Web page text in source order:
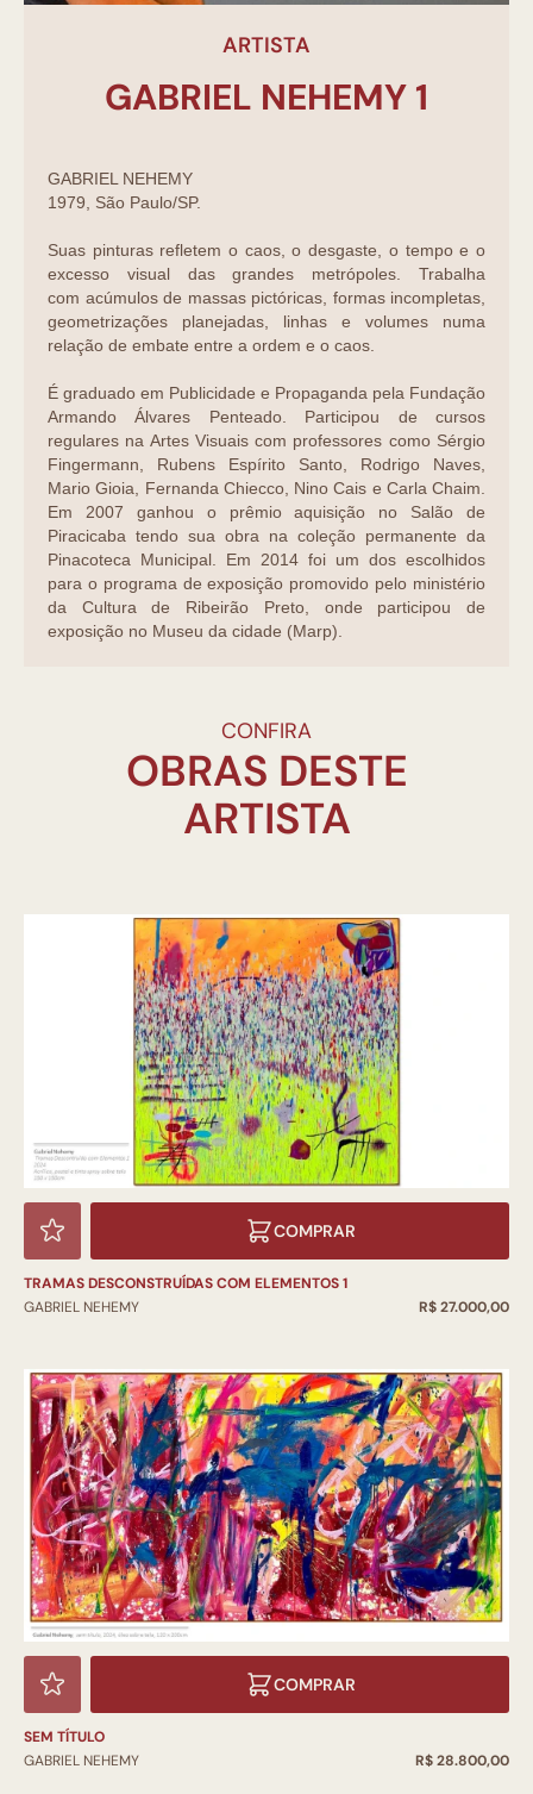
ARTISTA
GABRIEL NEHEMY 1
GABRIEL NEHEMY
1979, São Paulo/SP.
Suas pinturas refletem o caos, o desgaste, o tempo e o
excesso visual das grandes metrópoles. Trabalha
com acúmulos de massas pictóricas, formas incompletas,
geometrizações planejadas, linhas e volumes numa
relação de embate entre a ordem e o caos.
É graduado em Publicidade e Propaganda pela Fundação
Armando Álvares Penteado. Participou de cursos
regulares na Artes Visuais com professores como Sérgio
Fingermann, Rubens Espírito Santo, Rodrigo Naves,
Mario Gioia, Fernanda Chiecco, Nino Cais e Carla Chaim.
Em 2007 ganhou o prêmio aquisição no Salão de
Piracicaba tendo sua obra na coleção permanente da
Pinacoteca Municipal. Em 2014 foi um dos escolhidos
para o programa de exposição promovido pelo ministério
da Cultura de Ribeirão Preto, onde participou de
exposição no Museu da cidade (Marp).
CONFIRA
OBRAS DESTE
ARTISTA
COMPRAR
TRAMAS DESCONSTRUÍDAS COM ELEMENTOS 1
GABRIEL NEHEMY
R$ 27.000,00
COMPRAR
SEM TÍTULO
GABRIEL NEHEMY
R$ 28.800,00